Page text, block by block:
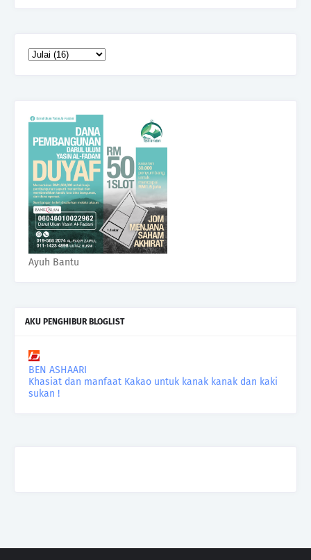
Ayuh Bantu
AKU PENGHIBUR BLOGLIST
BEN ASHAARI
Khasiat dan manfaat Kakao untuk kanak kanak dan kaki
sukan !